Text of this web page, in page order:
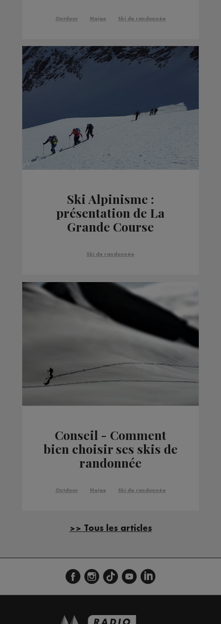
Outdoor Neige Ski de randonnée
Ski Alpinisme :
présentation de La
Grande Course
Ski de randonnée
Conseil - Comment
bien choisir ses skis de
randonnée
Outdoor Neige Ski de randonnée
>> Tous les articles